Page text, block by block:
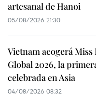
artesanal de Hanoi
05/08/2026 21:30
Vietnam acogerá Miss
Global 2026, la
celebrada en Asia
04/08/2026 08:32